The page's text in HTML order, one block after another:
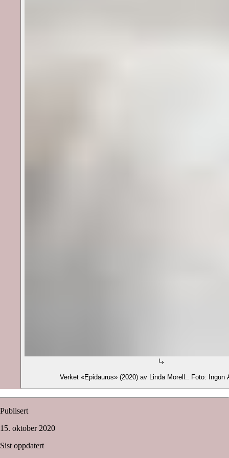
Verket «Epidaurus» (2020) av Linda Morell.. Foto:
Publisert
15. oktober 2020
Sist oppdatert